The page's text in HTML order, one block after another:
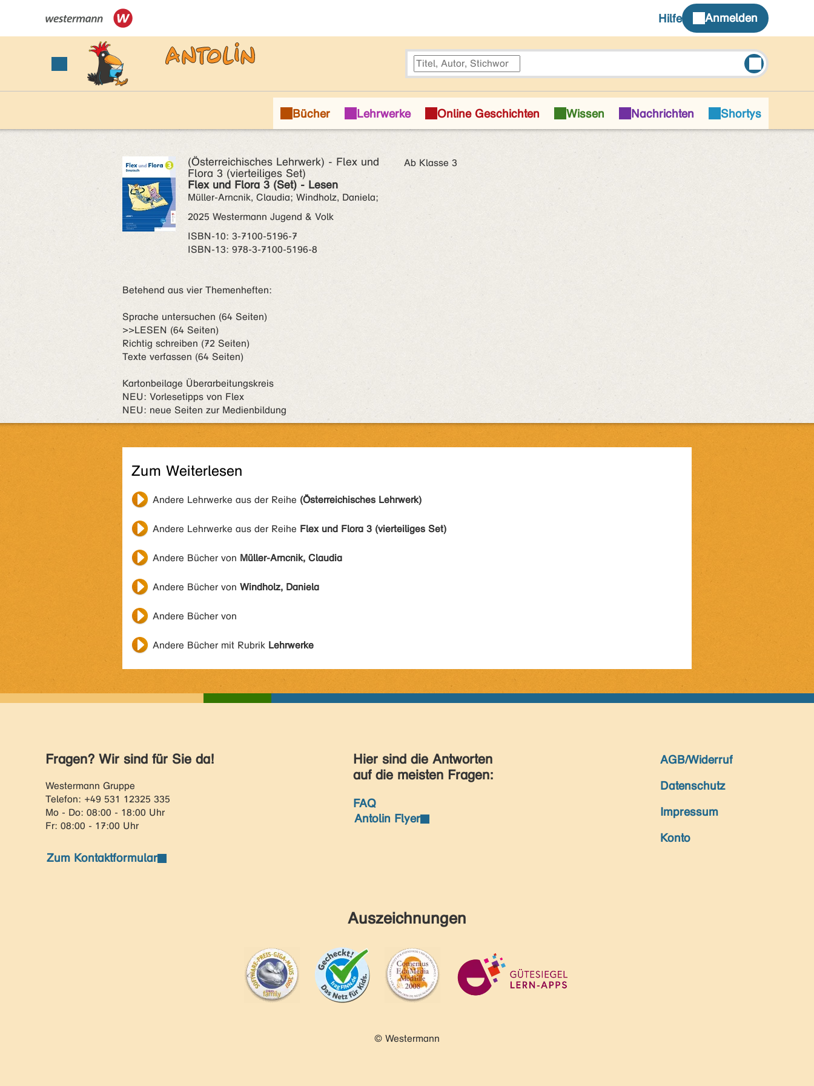
(Österreichisches Lehrwerk) - Flex und
Flora 3 (vierteiliges Set)
Flex und Flora 3 (Set) - Lesen
Müller-Arncnik, Claudia; Windholz, Daniela;
2025 Westermann Jugend & Volk
ISBN‑10: 3-7100-5196-7
ISBN‑13: 978-3-7100-5196-8
Ab Klasse 3
Betehend aus vier Themenheften:
Sprache untersuchen (64 Seiten)
>>LESEN (64 Seiten)
Richtig schreiben (72 Seiten)
Texte verfassen (64 Seiten)
Kartonbeilage Überarbeitungskreis
NEU: Vorlesetipps von Flex
NEU: neue Seiten zur Medienbildung
Zum Weiterlesen
Andere Lehrwerke aus der Reihe (Österreichisches Lehrwerk)
Andere Lehrwerke aus der Reihe Flex und Flora 3 (vierteiliges Set)
Andere Bücher von Müller-Arncnik, Claudia
Andere Bücher von Windholz, Daniela
Andere Bücher von
Andere Bücher mit Rubrik Lehrwerke